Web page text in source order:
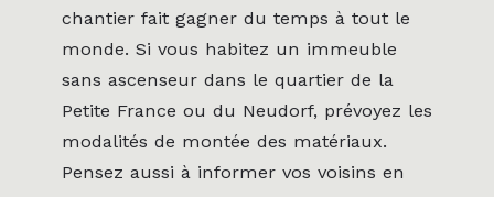
chantier fait gagner du temps à tout le
monde. Si vous habitez un immeuble
sans ascenseur dans le quartier de la
Petite France ou du Neudorf, prévoyez les
modalités de montée des matériaux.
Pensez aussi à informer vos voisins en